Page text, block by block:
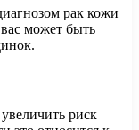
рак кожи
может быть
риск